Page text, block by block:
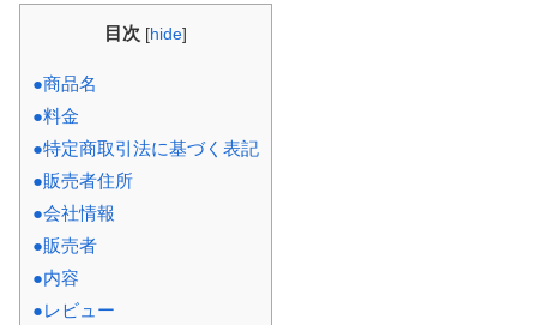
目次 [hide]
●商品名
●料金
●特定商取引法に基づく表記
●販売者住所
●会社情報
●販売者
●内容
●レビュー